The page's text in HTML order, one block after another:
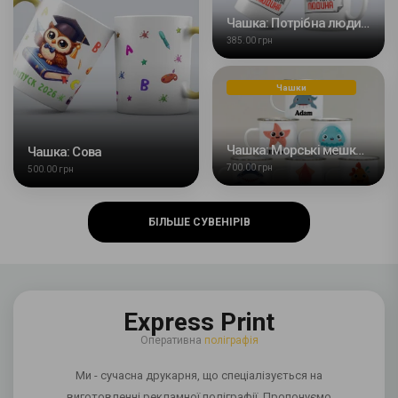
Чашка: Сова
500.00 грн
Чашка: Потрібна людина
385.00 грн
Чашки
Чашка: Морські мешканьці
700.00 грн
БІЛЬШЕ СУВЕНІРІВ
Express Print
Оперативна поліграфія
Ми - сучасна друкарня, що спеціалізується на